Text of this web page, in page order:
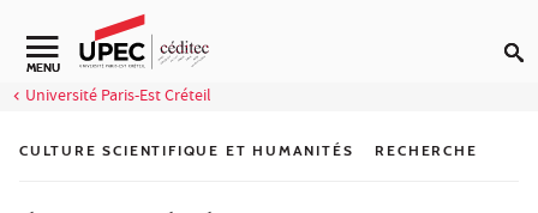
Aller au contenu
Navigation secondaire
MENU
Université Paris-Est Créteil
CULTURE SCIENTIFIQUE ET HUMANITÉS RECHERCHE